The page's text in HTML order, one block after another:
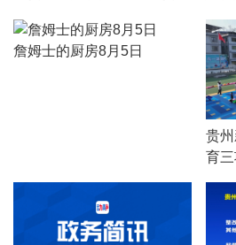
詹姆士的厨房8月5日
贵
育
出